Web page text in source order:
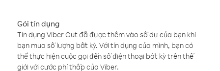
Gói tín dụng
Tín dụng Viber Out đã được thêm vào số dư của bạn khi
bạn mua số lượng bất kỳ. Với tín dụng của mình, bạn có
thể thực hiện cuộc gọi đến số điện thoại bất kỳ trên thế
giới với cước phí thấp của Viber.